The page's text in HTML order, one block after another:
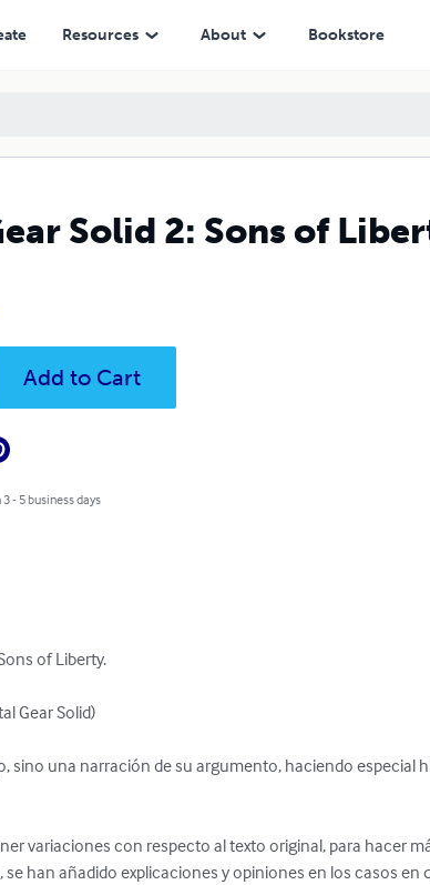
Resources About Bookstore
Solid 2: Sons of
Add to Cart
- 5 business days
of Liberty.
Gear Solid)
sino una narración de su argumento, haciendo especial
variaciones con respecto al texto original, para hacer
han añadido explicaciones y opiniones en los casos en